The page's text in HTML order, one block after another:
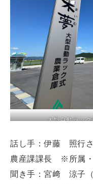
大型自動ラッ
話し手：伊藤 照行
農産課課長 ※所属・
聞き手：宮﨑 涼子